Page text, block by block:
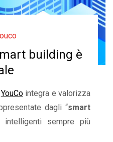
building è
YouCointegra e valorizza
dagli “smart
intelligenti sempre più